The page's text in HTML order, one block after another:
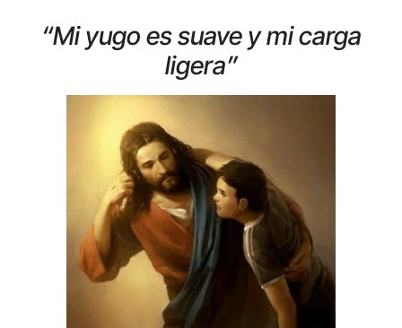
“Mi yugo es suave y mi carga
ligera”